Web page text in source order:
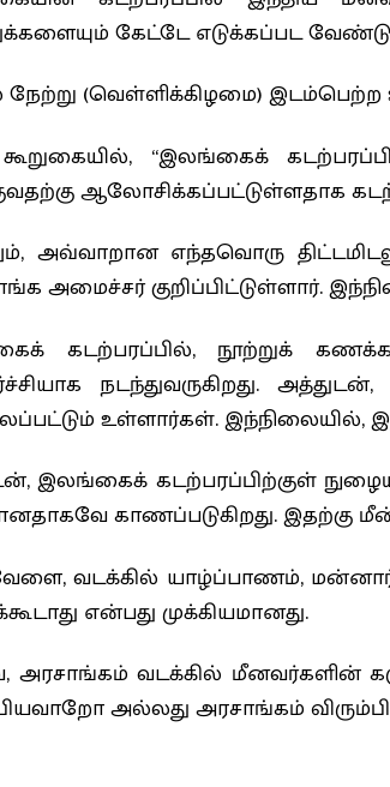
கேட்டே எடுக்கப்பட
நேற்று (வெள்ளிக்கிழமை)
“இலங்கைக்
ஆலோசிக்கப்பட்டுள்ளதாக
அவ்வாறான எந்தவொரு
அமைச்சர் குறிப்பிட்டுள்ளார்.
கடற்பரப்பில், நூற்றுக்
நடந்துவருகிறது.
உள்ளார்கள். இந்நிலையில்,
இலங்கைக் கடற்பரப்பிற்குள்
காணப்படுகிறது. இதற்கு
வடக்கில் யாழ்ப்பாணம், மன்னார்,
என்பது முக்கியமானது.
அரசாங்கம் வடக்கில் மீனவர்களின்
அல்லது அரசாங்கம்